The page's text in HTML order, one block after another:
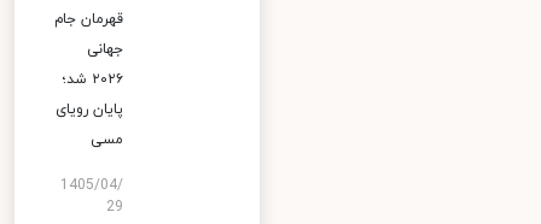
قهرمان جام
جهانی
۲۰۲۶ شد؛
پایان رویای
مسی
1405/04/
29